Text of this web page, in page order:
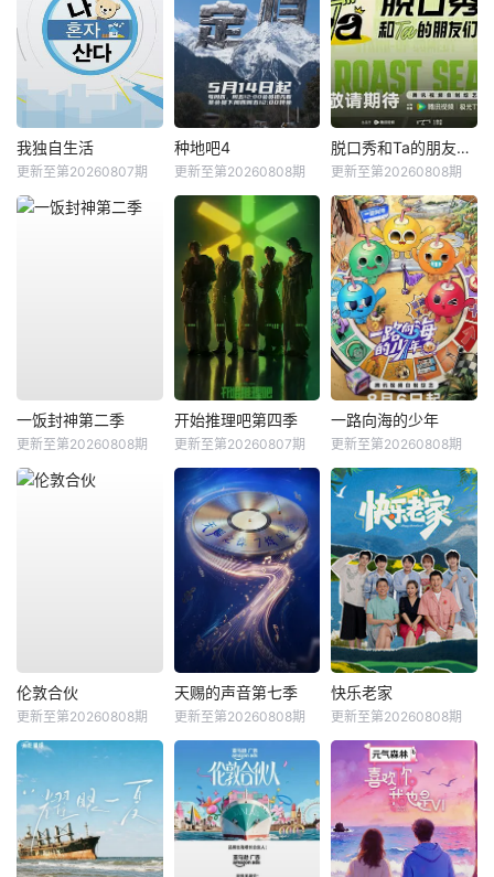
我独自生活
更新至第20260807期
种地吧4
更新至第20260808期
脱口秀和Ta的朋友们第三季
更新至第20260808期
一饭封神第二季
更新至第20260808期
开始推理吧第四季
更新至第20260807期
一路向海的少年
更新至第20260808期
伦敦合伙
更新至第20260808期
天赐的声音第七季
更新至第20260808期
快乐老家
更新至第20260808期